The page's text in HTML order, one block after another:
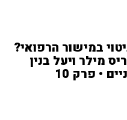
במישור הרפואי?
מילר ויעל בנין
• פרק 10